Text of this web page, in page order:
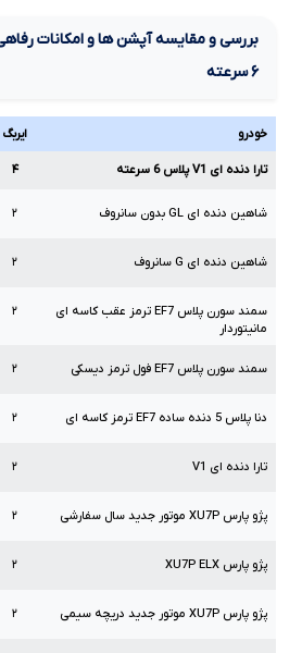
بررسی و مقایسه آپشن ها و امکانات رفاهی
۶سرعته
خودرو ایربگ
تارا دنده ای V1 پلاس 6 سرعته ۴
شاهین دنده ای GL بدون سانروف ۲
شاهین دنده ای G سانروف ۲
سمند سورن پلاس EF7 ترمز عقب کاسه ای
مانیتوردار
۲
سمند سورن پلاس EF7 فول ترمز دیسکی ۲
دنا پلاس 5 دنده ساده EF7 ترمز کاسه ای ۲
تارا دنده ای V1 ۲
پژو پارس XU7P موتور جدید سال سفارشی ۲
پژو پارس ELX
XU7P ۲
پژو پارس XU7P موتور جدید دریچه سیمی ۲